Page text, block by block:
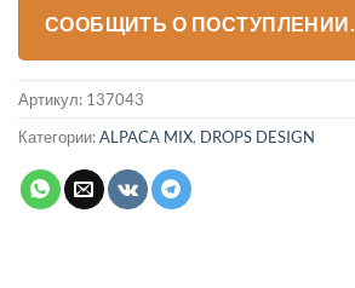
СООБЩИТЬ О ПОСТУПЛЕНИИ.
Артикул: 137043
Категории:ALPACA MIX, DROPS DESIGN